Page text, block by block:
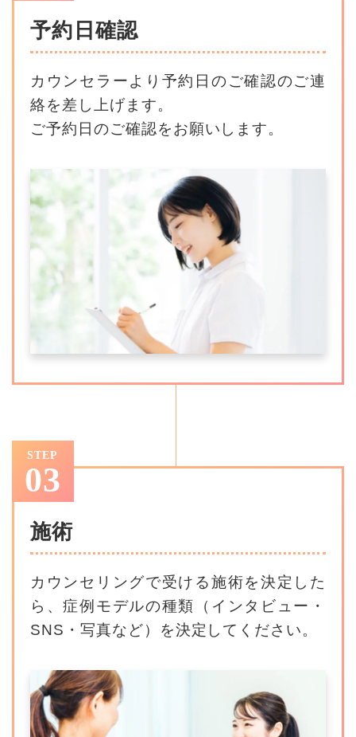
予約日確認
カウンセラーより予約日のご確認のご連
絡を差し上げます。
ご予約日のご確認をお願いします。
STEP
03
施術
カウンセリングで受ける施術を決定した
ら、症例モデルの種類（インタビュー・
SNS・写真など）を決定してください。